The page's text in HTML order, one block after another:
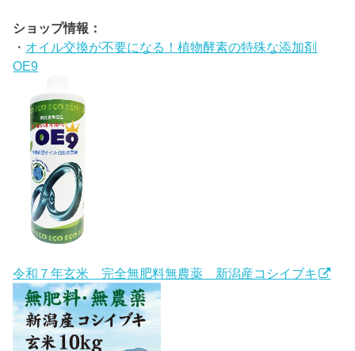
ショップ情報：
・ オイル交換が不要になる！植物酵素の特殊な添加剤
OE9
令和７年玄米 完全無肥料無農薬 新潟産コシイブキ